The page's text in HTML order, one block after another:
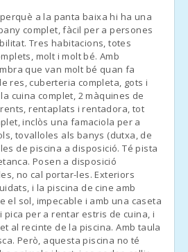
прибуття, ви повинні зв′язатися з
прибуття і організувати прийом
в пункт призначення, зв′яжіться з
для того, щоб ми прибули
нами місця зустрічі.
зв′яжеться з вами, щоб
отримання ключів.
ЧАС
в коробці з кодом. Сума, що
виплачена наступного дня в
a la panta baixa hi ha una
complet, fàcil per a persones
Tres habitacions, totes
molt i molt bé. Amb
que van molt bé quan fa
res, cuberteria completa, gots i
cuina complet, 2 màquines de
rentaplats i rentadora, tot
inclòs una famaciola per a
tovalloles als banys (dutxa, de
de piscina a disposició. Té pista
Posen a disposició
no cal portar-les. Exteriors
i la piscina de cine amb
el sol, impecable i amb una caseta
pica per a rentar estris de cuina, i
al recinte de la piscina. Amb taula
Però, aquesta piscina no té